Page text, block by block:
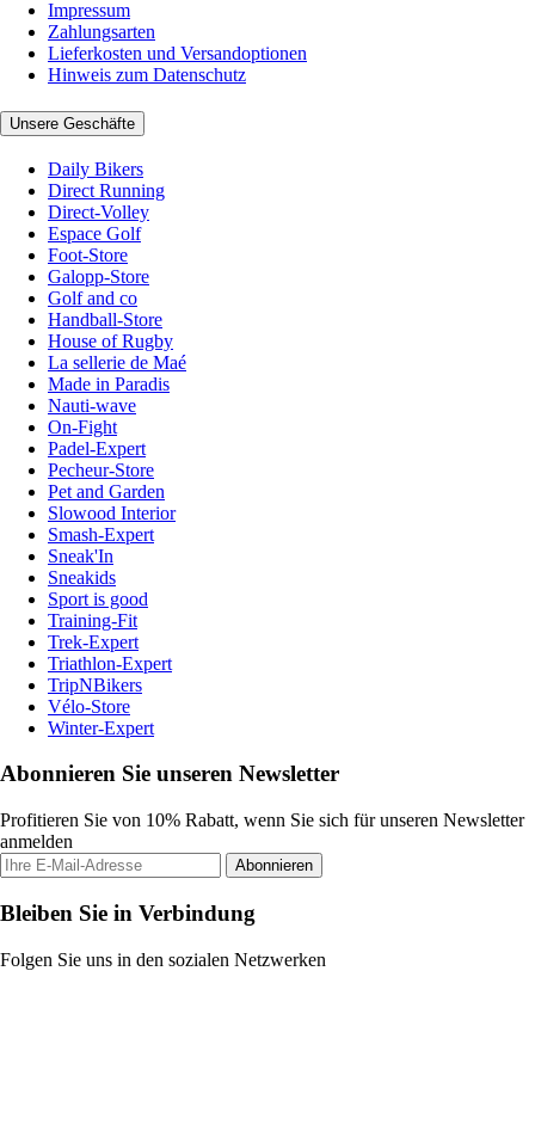
Impressum
Zahlungsarten
Lieferkosten und Versandoptionen
Hinweis zum Datenschutz
Unsere Geschäfte
Daily Bikers
Direct Running
Direct-Volley
Espace Golf
Foot-Store
Galopp-Store
Golf and co
Handball-Store
House of Rugby
La sellerie de Maé
Made in Paradis
Nauti-wave
On-Fight
Padel-Expert
Pecheur-Store
Pet and Garden
Slowood Interior
Smash-Expert
Sneak'In
Sneakids
Sport is good
Training-Fit
Trek-Expert
Triathlon-Expert
TripNBikers
Vélo-Store
Winter-Expert
Abonnieren Sie unseren Newsletter
Profitieren Sie von 10% Rabatt, wenn Sie sich für unseren Newsletter
anmelden
Abonnieren
Bleiben Sie in Verbindung
Folgen Sie uns in den sozialen Netzwerken